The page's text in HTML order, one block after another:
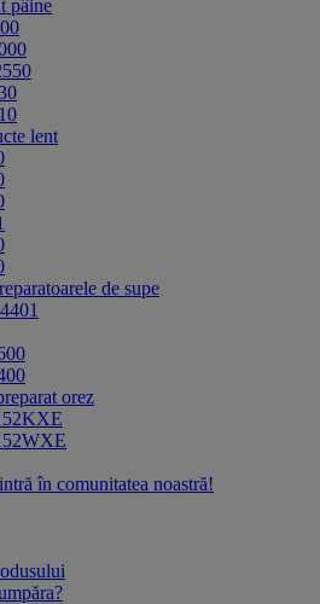
pâine
lent
de supe
orez
în comunitatea noastră!